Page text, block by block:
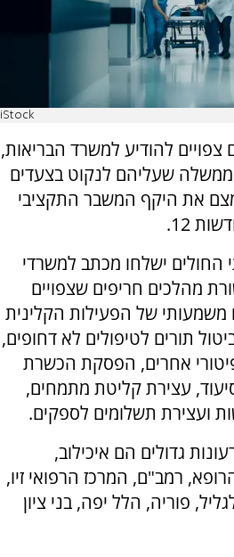
iStock
צפויים להודיע למשרד הבריאות,
שעליהם לנקוט בצעדים
את היקף המשבר התקציבי
12.
החולים ישלחו מכתב למשרדי
מהלכים חריפים שצפויים
משמעותי של הפעילות הקלינית
תורים לטיפולים לא דחופים,
אחרים, הפסקת הכשרת
עצירת קליטת מתמחים,
ועצירת תשלומים לספקים.
גדולים הם איכילוב,
רמב"ם, המרכז הרפואי זיו,
פוריה, הלל יפה, בני ציון